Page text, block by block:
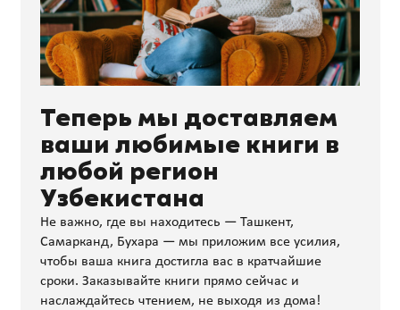
Теперь мы доставляем
ваши любимые книги в
любой регион
Узбекистана
Не важно, где вы находитесь — Ташкент,
Самарканд, Бухара — мы приложим все усилия,
чтобы ваша книга достигла вас в кратчайшие
сроки. Заказывайте книги прямо сейчас и
наслаждайтесь чтением, не выходя из дома!